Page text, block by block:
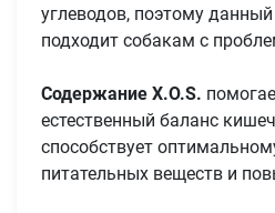
углеводов, поэтому
подходит собакам с
Содержание X.O.S.
естественный баланс
способствует
питательных веществ и